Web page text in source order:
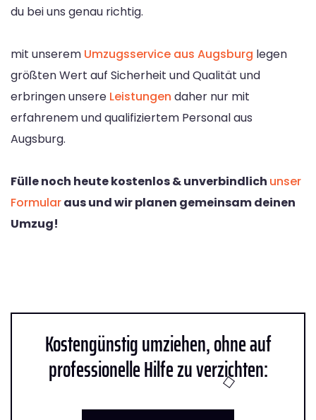
du bei uns genau richtig.
mit unserem Umzugsservice aus Augsburg legen
größten Wert auf Sicherheit und Qualität und
erbringen unsere Leistungen daher nur mit
erfahrenem und qualifiziertem Personal aus
Augsburg.
Fülle noch heute kostenlos & unverbindlich unser
Formularaus und wir planen gemeinsam deinen
Umzug!
Kostengünstig umziehen, ohne auf
professionelle Hilfe zu verzichten: